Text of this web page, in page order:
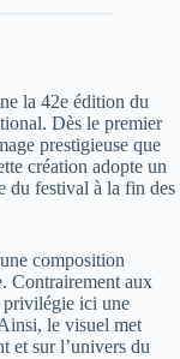
la 42e édition du
Dès le premier
prestigieuse que
création adopte un
du festival à la fin des
composition
Contrairement aux
privilégie ici une
le visuel met
et sur l’univers du